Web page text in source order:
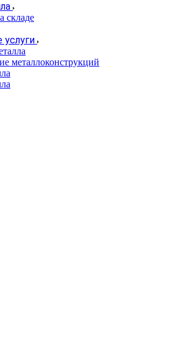
складе
металлоконструкций